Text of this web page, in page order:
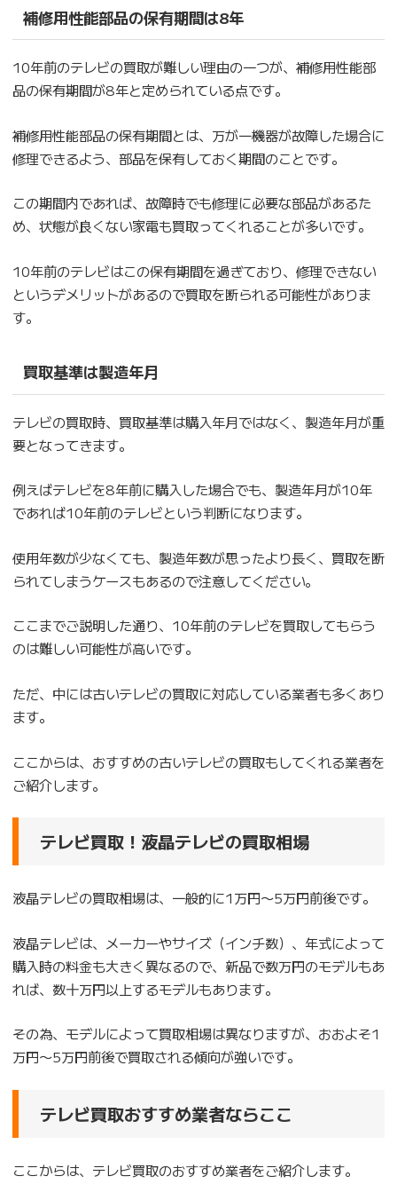
補修用性能部品の保有期間は8年
10年前のテレビの買取が難しい理由の一つが、補修用性能部
品の保有期間が8年と定められている点です。
補修用性能部品の保有期間とは、万が一機器が故障した場合に
修理できるよう、部品を保有しておく期間のことです。
この期間内であれば、故障時でも修理に必要な部品があるた
め、状態が良くない家電も買取ってくれることが多いです。
10年前のテレビはこの保有期間を過ぎており、修理できない
というデメリットがあるので買取を断られる可能性がありま
す。
買取基準は製造年月
テレビの買取時、買取基準は購入年月ではなく、製造年月が重
要となってきます。
例えばテレビを8年前に購入した場合でも、製造年月が10年
であれば10年前のテレビという判断になります。
使用年数が少なくても、製造年数が思ったより長く、買取を断
られてしまうケースもあるので注意してください。
ここまでご説明した通り、10年前のテレビを買取してもらう
のは難しい可能性が高いです。
ただ、中には古いテレビの買取に対応している業者も多くあり
ます。
ここからは、おすすめの古いテレビの買取もしてくれる業者を
ご紹介します。
テレビ買取！液晶テレビの買取相場
液晶テレビの買取相場は、一般的に1万円〜5万円前後です。
液晶テレビは、メーカーやサイズ（インチ数）、年式によって
購入時の料金も大きく異なるので、新品で数万円のモデルもあ
れば、数十万円以上するモデルもあります。
その為、モデルによって買取相場は異なりますが、おおよそ1
万円〜5万円前後で買取される傾向が強いです。
テレビ買取おすすめ業者ならここ
ここからは、テレビ買取のおすすめ業者をご紹介します。